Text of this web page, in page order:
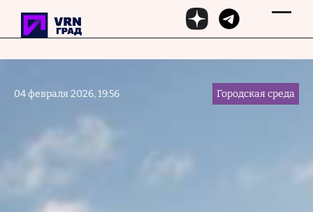
Перейти к основному содержанию
04 февраля 2026, 19:56 Городская среда